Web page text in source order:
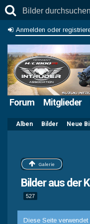
Anmelden oder
Forum Mitglieder
Alben Bilder Neue
Galerie
Bilder aus der
527
Diese Seite